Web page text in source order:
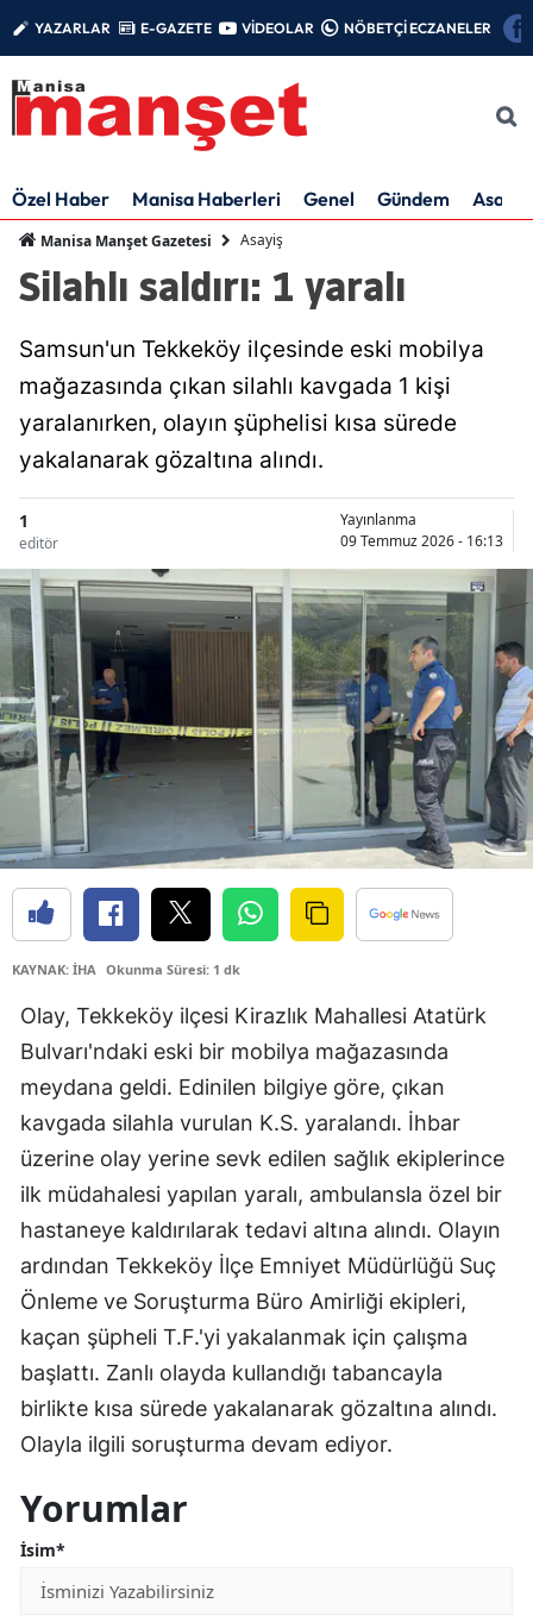
YAZARLAR E-GAZETE VİDEOLAR NÖBETÇİ ECZANELER
Özel Haber Manisa Haberleri Genel Gündem Asayiş
Manisa Manşet Gazetesi Asayiş
Silahlı saldırı: 1 yaralı
Samsun'un Tekkeköy ilçesinde eski mobilya
mağazasında çıkan silahlı kavgada 1 kişi
yaralanırken, olayın şüphelisi kısa sürede
yakalanarak gözaltına alındı.
1
editör
Yayınlanma
09 Temmuz 2026 - 16:13
KAYNAK: İHA Okunma Süresi: 1 dk
Olay, Tekkeköy ilçesi Kirazlık Mahallesi Atatürk
Bulvarı'ndaki eski bir mobilya mağazasında
meydana geldi. Edinilen bilgiye göre, çıkan
kavgada silahla vurulan K.S. yaralandı. İhbar
üzerine olay yerine sevk edilen sağlık ekiplerince
ilk müdahalesi yapılan yaralı, ambulansla özel bir
hastaneye kaldırılarak tedavi altına alındı. Olayın
ardından Tekkeköy İlçe Emniyet Müdürlüğü Suç
Önleme ve Soruşturma Büro Amirliği ekipleri,
kaçan şüpheli T.F.'yi yakalanmak için çalışma
başlattı. Zanlı olayda kullandığı tabancayla
birlikte kısa sürede yakalanarak gözaltına alındı.
Olayla ilgili soruşturma devam ediyor.
Yorumlar
İsim*